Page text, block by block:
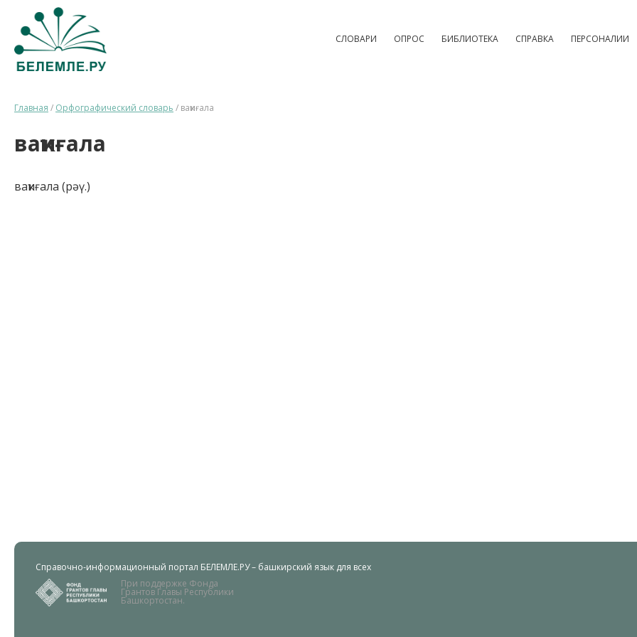
СЛОВАРИ ОПРОС БИБЛИОТЕКА СПРАВКА ПЕРСОНАЛИИ
Главная / Орфографический словарь / ваҡиғала
ваҡиғала
ваҡиғала (рәү.)
Справочно-информационный портал БЕЛЕМЛЕ.РУ – башкирский язык для всех
При поддержке Фонда
Грантов Главы Республики
Башкортостан.